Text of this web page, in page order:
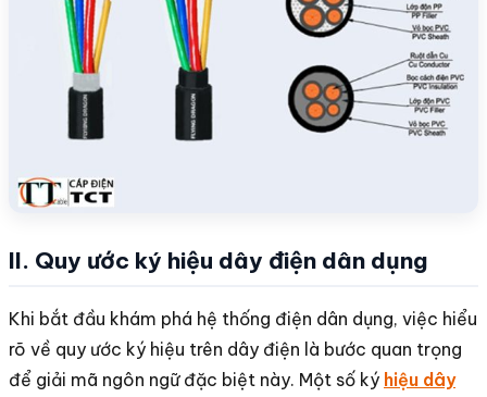
II. Quy ước ký hiệu dây điện dân dụng
Khi bắt đầu khám phá hệ thống điện dân dụng, việc hiểu
rõ về quy ước ký hiệu trên dây điện là bước quan trọng
để giải mã ngôn ngữ đặc biệt này. Một số ký hiệu dây